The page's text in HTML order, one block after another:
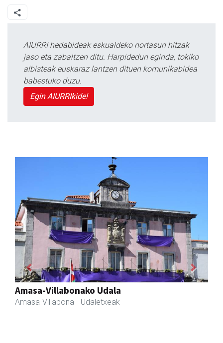
AIURRI hedabideak eskualdeko nortasun hitzak
jaso eta zabaltzen ditu. Harpidedun eginda, tokiko
albisteak euskaraz lantzen dituen komunikabidea
babestuko duzu.
Egin AIURRIkide!
Eizmendi ile-apaindegia
Amasa-Villabona - Ile-apaindegiak
Previous Next